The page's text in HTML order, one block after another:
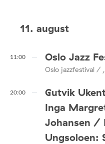
11. august
11:00 Oslo Jazz
Oslo jazzfestival / ,
20:00
Gutvik
Inga
Johansen /
Ungsoloen: